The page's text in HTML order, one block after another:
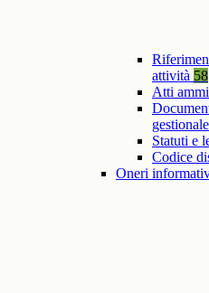
attività 58
Atti
gestionale
Statuti e
Codice
Oneri